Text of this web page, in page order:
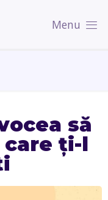
Menu
să
ți-l